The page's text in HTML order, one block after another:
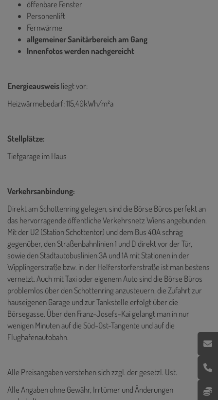
öffenbare Fenster
Personenlift
Fernwärme
allgemeiner Sanitärbereich am Gang
Innenfotos werden nachgereicht
Energieausweisliegt vor:
Heizwärmebedarf: 115,40kWh/m²a
Stellplätze:
Tiefgarage im Haus
Verkehrsanbindung:
Direkt am Schottenring gelegen, sind die Börse Büros perfekt an
das hervorragende öffentliche Verkehrsnetz Wiens angebunden.
Mit der U2 (Station Schottentor) und dem Bus 40A schräg
gegenüber, den Straßenbahnlinien 1 und D direkt vor der Tür,
sowie den Stadtautobuslinien 3A und 1A mit Stationen in der
Wipplingerstraße bzw. in der Helferstorferstraße ist man bestens
vernetzt. Auch mit Taxi oder eigenem Auto sind die Börse Büros
problemlos über den Schottenring anzusteuern, die Zufahrt zur
hauseigenen Garage und zur Tankstelle erfolgt über die
Börsegasse. Über den Franz-Josefs-Kai gelangt man in nur
wenigen Minuten auf die Süd-Ost-Tangente und auf die
Flughafenautobahn.
Alle Preisangaben verstehen sich zzgl. der gesetzl. Ust.
Alle Angaben ohne Gewähr, Irrtümer und Änderungen